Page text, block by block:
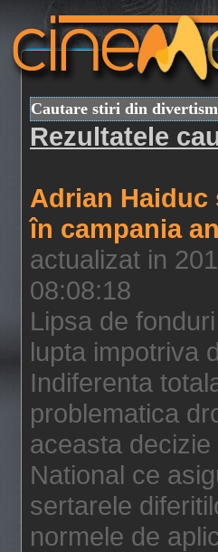
Cautare stiri din
Rezultatele
Adrian Haiduc
în campania
actualizat in
08:08:18
Lipsa de
lupta impotriva
Indiferenta
problematica
aceasta
National ce
sertarele
normele de